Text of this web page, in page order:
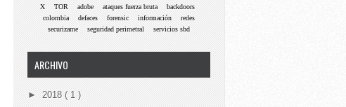
X
TOR adobe ataques fuerza bruta
backdoors
colombia
defaces forensic información
redes
securizame
seguridad perimetral servicios sbd
ARCHIVO
► 2018 ( 1 )